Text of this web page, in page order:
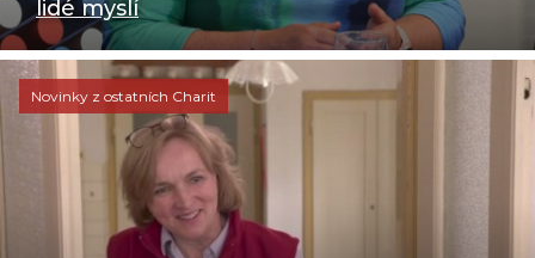
lidé myslí
Novinky z ostatních Charit